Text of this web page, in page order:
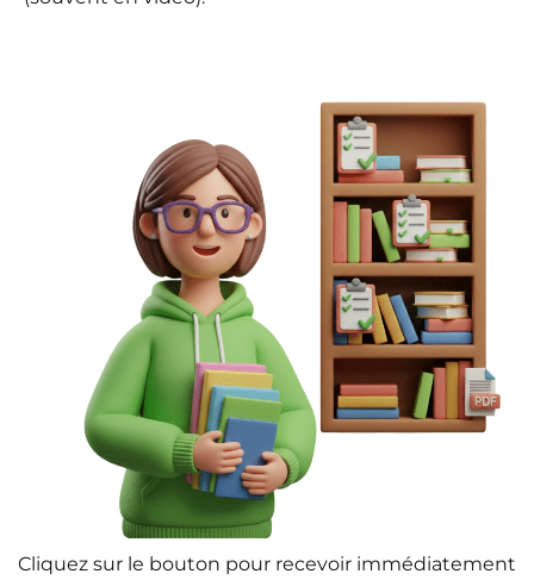
Cliquez sur le bouton pour recevoir immédiatement